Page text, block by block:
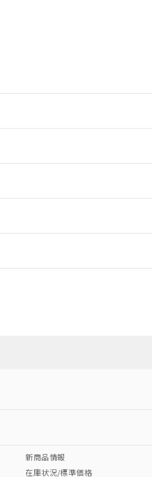
新商品情報
在庫状況/標準価格